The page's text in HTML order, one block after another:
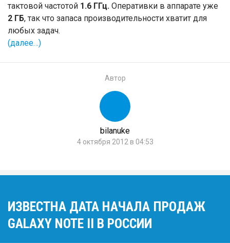
тактовой частотой 1.6 ГГц. Оперативки в аппарате уже
2 ГБ, так что запаса производительности хватит для
любых задач.
(далее…)
Автор
bilanuke
4 октября 2012 в 04:53
ИЗВЕСТНА ДАТА НАЧАЛА ПРОДАЖ
GALAXY NOTE II В РОССИИ